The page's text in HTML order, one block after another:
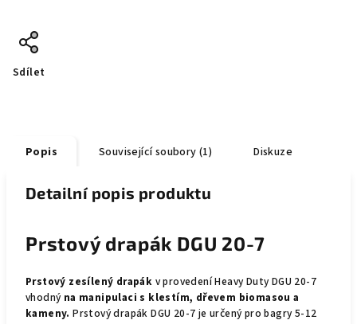
Sdílet
Popis Související soubory (1) Diskuze
Detailní popis produktu
Prstový drapák DGU 20-7
Prstový zesílený drapák v provedení Heavy Duty DGU 20-7
vhodný na manipulaci s klestím, dřevem biomasou a
kameny. Prstový drapák DGU 20-7 je určený pro bagry 5-12